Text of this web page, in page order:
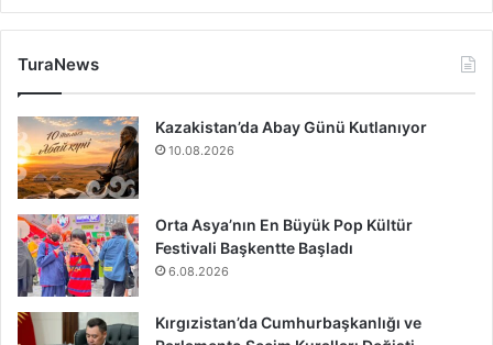
TuraNews
Kazakistan’da Abay Günü Kutlanıyor
10.08.2026
Orta Asya’nın En Büyük Pop Kültür
Festivali Başkentte Başladı
6.08.2026
Kırgızistan’da Cumhurbaşkanlığı ve